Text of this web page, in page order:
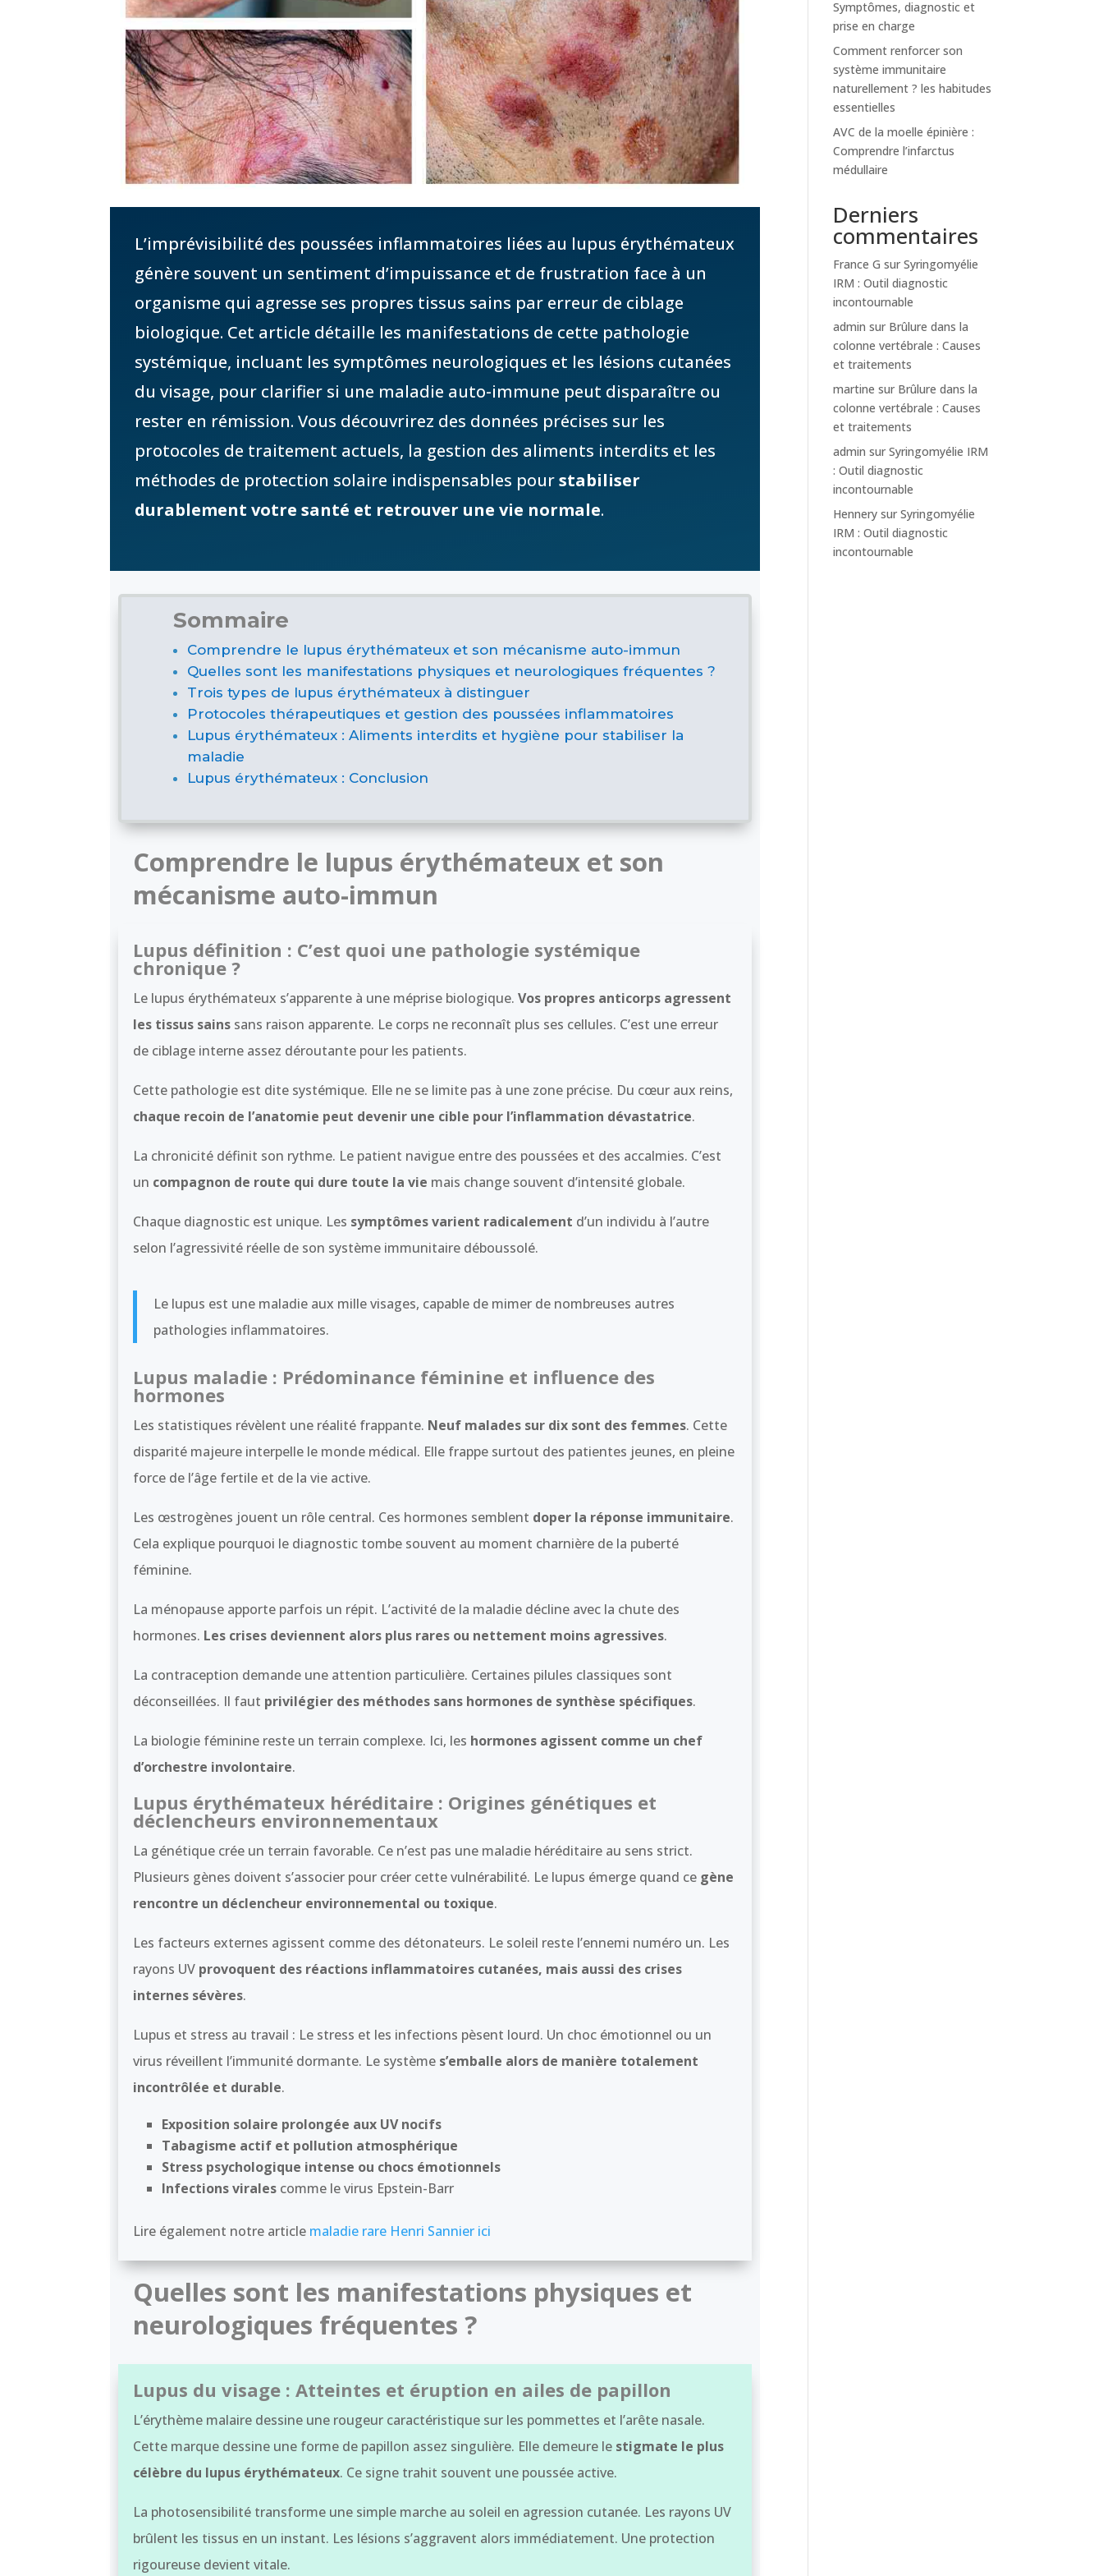
L’imprévisibilité des poussées inflammatoires liées au lupus érythémateux
génère souvent un sentiment d’impuissance et de frustration face à un
organisme qui agresse ses propres tissus sains par erreur de ciblage
biologique. Cet article détaille les manifestations de cette pathologie
systémique, incluant les symptômes neurologiques et les lésions cutanées
du visage, pour clarifier si une maladie auto-immune peut disparaître ou
rester en rémission. Vous découvrirez des données précises sur les
protocoles de traitement actuels, la gestion des aliments interdits et les
méthodes de protection solaire indispensables pourstabiliser
durablement votre santé et retrouver une vie normale.
Sommaire
Comprendre le lupus érythémateux et son mécanisme auto-immun
Quelles sont les manifestations physiques et neurologiques fréquentes ?
Trois types de lupus érythémateux à distinguer
Protocoles thérapeutiques et gestion des poussées inflammatoires
Lupus érythémateux : Aliments interdits et hygiène pour stabiliser la
maladie
Lupus érythémateux : Conclusion
Comprendre le lupus érythémateux et son
mécanisme auto-immun
Lupus définition : C’est quoi une pathologie systémique
chronique ?
Le lupus érythémateux s’apparente à une méprise biologique.Vos propres anticorps agressent
les tissus sains sans raison apparente. Le corps ne reconnaît plus ses cellules. C’est une erreur
de ciblage interne assez déroutante pour les patients.
Cette pathologie est dite systémique. Elle ne se limite pas à une zone précise. Du cœur aux reins,
chaque recoin de l’anatomie peut devenir une cible pour l’inflammation dévastatrice.
La chronicité définit son rythme. Le patient navigue entre des poussées et des accalmies. C’est
un compagnon de route qui dure toute la vie mais change souvent d’intensité globale.
Chaque diagnostic est unique. Les symptômes varient radicalement d’un individu à l’autre
selon l’agressivité réelle de son système immunitaire déboussolé.
Le lupus est une maladie aux mille visages, capable de mimer de nombreuses autres
pathologies inflammatoires.
Lupus maladie : Prédominance féminine et influence des
hormones
Les statistiques révèlent une réalité frappante. Neuf malades sur dix sont des femmes. Cette
disparité majeure interpelle le monde médical. Elle frappe surtout des patientes jeunes, en pleine
force de l’âge fertile et de la vie active.
Les œstrogènes jouent un rôle central. Ces hormones semblent doper la réponse immunitaire.
Cela explique pourquoi le diagnostic tombe souvent au moment charnière de la puberté
féminine.
La ménopause apporte parfois un répit. L’activité de la maladie décline avec la chute des
hormones. Les crises deviennent alors plus rares ou nettement moins agressives.
La contraception demande une attention particulière. Certaines pilules classiques sont
déconseillées. Il faut privilégier des méthodes sans hormones de synthèse spécifiques.
La biologie féminine reste un terrain complexe. Ici, les hormones agissent comme un chef
d’orchestre involontaire.
Lupus érythémateux héréditaire : Origines génétiques et
déclencheurs environnementaux
La génétique crée un terrain favorable. Ce n’est pas une maladie héréditaire au sens strict.
Plusieurs gènes doivent s’associer pour créer cette vulnérabilité. Le lupus émerge quand ce gène
rencontre un déclencheur environnemental ou toxique.
Les facteurs externes agissent comme des détonateurs. Le soleil reste l’ennemi numéro un. Les
rayons UV provoquent des réactions inflammatoires cutanées, mais aussi des crises
internes sévères.
Lupus et stress au travail : Le stress et les infections pèsent lourd. Un choc émotionnel ou un
virus réveillent l’immunité dormante. Le système s’emballe alors de manière totalement
incontrôlée et durable.
Exposition solaire prolongée aux UV nocifs
Tabagisme actif et pollution atmosphérique
Stress psychologique intense ou chocs émotionnels
Infections virales comme le virus Epstein-Barr
Lire également notre article maladie rare Henri Sannier ici
Quelles sont les manifestations physiques et
neurologiques fréquentes ?
Lupus du visage : Atteintes et éruption en ailes de papillon
L’érythème malaire dessine une rougeur caractéristique sur les pommettes et l’arête nasale.
Cette marque dessine une forme de papillon assez singulière. Elle demeure le stigmate le plus
célèbre du lupus érythémateux. Ce signe trahit souvent une poussée active.
La photosensibilité transforme une simple marche au soleil en agression cutanée. Les rayons UV
brûlent les tissus en un instant. Les lésions s’aggravent alors immédiatement. Une protection
rigoureuse devient vitale.
Symptômes, diagnostic et
prise en charge
Comment renforcer son
système immunitaire
naturellement ? les habitudes
essentielles
AVC de la moelle épinière :
Comprendre l’infarctus
médullaire
Derniers
commentaires
France G surSyringomyélie
IRM : Outil diagnostic
incontournable
admin sur Brûlure dans la
colonne vertébrale : Causes
et traitements
martine sur Brûlure dans la
colonne vertébrale : Causes
et traitements
admin surSyringomyélie IRM
: Outil diagnostic
incontournable
Hennery surSyringomyélie
IRM : Outil diagnostic
incontournable